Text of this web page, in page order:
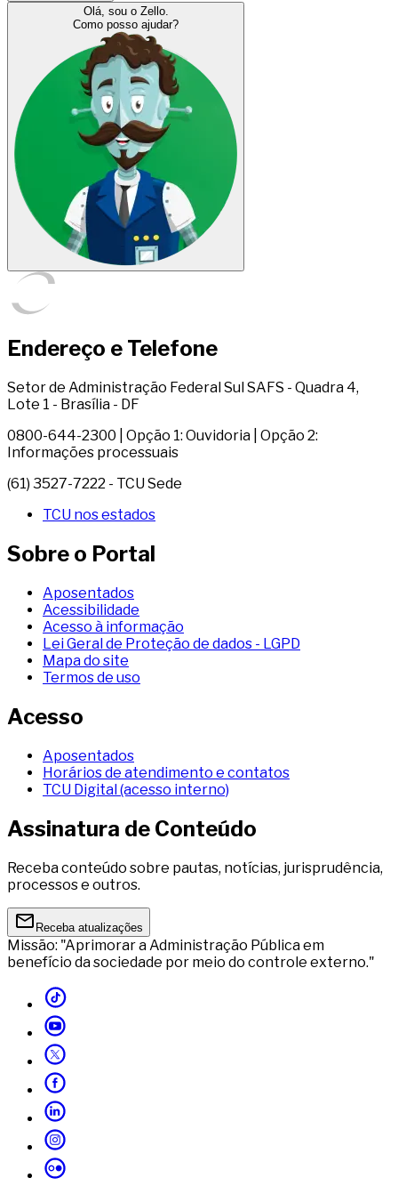
Olá, sou o Zello.
Como posso ajudar?
Endereço e Telefone
Setor de Administração Federal Sul SAFS - Quadra 4,
Lote 1 - Brasília - DF
0800-644-2300 | Opção 1: Ouvidoria | Opção 2:
Informações processuais
(61) 3527-7222 - TCU Sede
TCU nos estados
Sobre o Portal
Aposentados
Acessibilidade
Acesso à informação
Lei Geral de Proteção de dados - LGPD
Mapa do site
Termos de uso
Acesso
Aposentados
Horários de atendimento e contatos
TCU Digital (acesso interno)
Assinatura de Conteúdo
Receba conteúdo sobre pautas, notícias, jurisprudência,
processos e outros.
Receba atualizações
Missão: "Aprimorar a Administração Pública em
benefício da sociedade por meio do controle externo."